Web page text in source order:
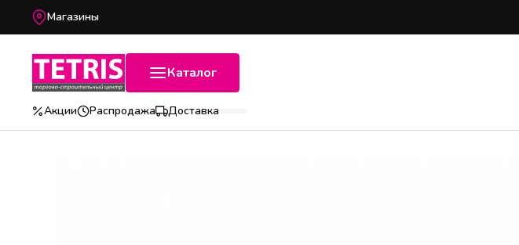
Магазины
Каталог
Акции
Распродажа Доставка